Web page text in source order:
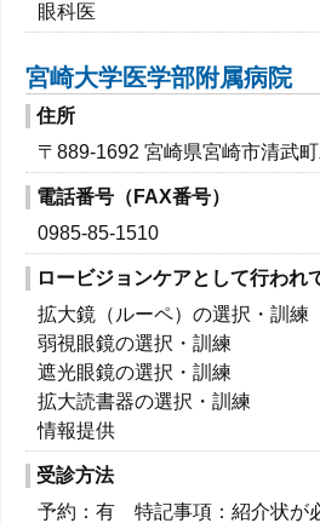
眼科医
宮崎大学医学部附属病院
住所
〒889-1692 宮崎県宮崎市清武
電話番号（FAX番号）
0985-85-1510
ロービジョンケアとして行われ
拡大鏡（ルーペ）の選択・訓練
弱視眼鏡の選択・訓練
遮光眼鏡の選択・訓練
拡大読書器の選択・訓練
情報提供
受診方法
予約：有 特記事項：紹介状が